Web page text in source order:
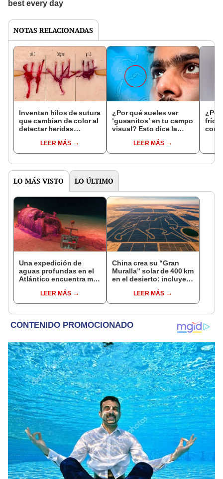
NOTAS RELACIONADAS
Inventan hilos de sutura
que cambian de color al
detectar heridas
LEER MÁS
¿Por qué sueles ver
‘gusanitos’ en tu campo
visual? Esto dice la
LEER MÁS
¿Por
frío
LO MÁS VISTO LO ÚLTIMO
Una expedición de
aguas profundas en el
Atlántico encuentra más
residuos radiactivos
con fugas
LEER MÁS
China crea su “Gran
Muralla” solar de 400 km
en el desierto: incluye
de caballo visible desde
el espacio
LEER MÁS